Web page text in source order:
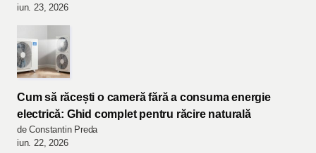
iun. 23, 2026
Cum să răcești o cameră fără a consuma energie
electrică: Ghid complet pentru răcire naturală
de Constantin Preda
iun. 22, 2026